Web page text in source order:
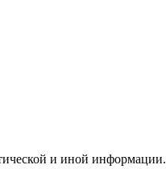
и иной информации.